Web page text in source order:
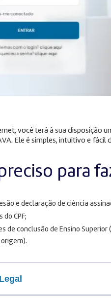
você terá à sua disposição
Ele é simples, intuitivo e fácil
para
e declaração de ciência
do CPF;
de conclusão de Ensino